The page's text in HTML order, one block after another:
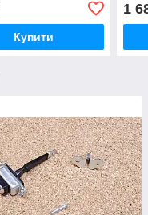
Купити
1